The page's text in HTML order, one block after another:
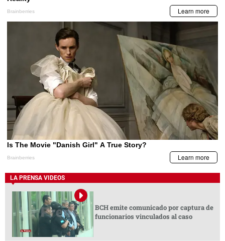
LA PRENSA VIDEOS
BCH emite comunicado por captura de
funcionarios vinculados al caso